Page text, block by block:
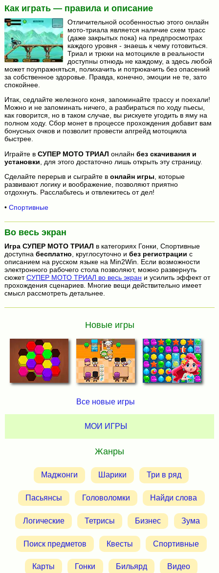
Как играть — правила и описание
Отличительной особенностью этого онлайн
мото-триала является наличие схем трасс
(даже закрытых пока) на предпросмотрах
каждого уровня - знаешь к чему готовиться.
Триал и трюки на мотоцикле в реальности
доступны отнюдь не каждому, а здесь любой
может поупражняться, полихачить и потрюкачить без опасений
за собственное здоровье. Правда, конечно, эмоции не те, зато
спокойнее.
Итак, седлайте железного коня, запоминайте трассу и поехали!
Можно и не запоминать ничего, а разбираться по ходу пьесы,
как говорится, но в таком случае, вы рискуете угодить в яму на
полном ходу. Сбор монет в процессе прохождения добавит вам
бонусных очков и позволит провести апгрейд мотоцикла
быстрее.
Играйте в СУПЕР МОТО ТРИАЛ онлайн без скачивания и
установки , для этого достаточно лишь открыть эту страницу.
Сделайте перерыв и сыграйте в онлайн игры, которые
развивают логику и воображение, позволяют приятно
отдохнуть. Расслабьтесь и отвлекитесь от дел!
• Спортивные
Во весь экран
Игра СУПЕР МОТО ТРИАЛ в категориях Гонки, Спортивные
доступна бесплатно , круглосуточно и без регистрации с
описанием на русском языке на Min2Win. Если возможности
электронного рабочего стола позволяют, можно развернуть
сюжетСУПЕР МОТО ТРИАЛ во весь экран и усилить эффект от
прохождения сценариев. Многие вещи действительно имеет
смысл рассмотреть детальнее.
Новые игры
Все новые игры
МОИ ИГРЫ
Жанры
Маджонги Шарики Три в ряд
Пасьянсы Головоломки Найди слова
Логические Тетрисы Бизнес Зума
Поиск предметов Квесты Спортивные
Карты Гонки Бильярд Видео